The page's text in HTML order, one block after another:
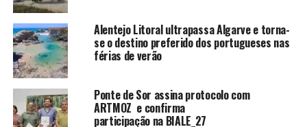
Alentejo Litoral ultrapassa Algarve e torna-
se o destino preferido dos portugueses nas
férias de verão
Ponte de Sor assina protocolo com
ARTMOZ e confirma
participação na BIALE_27